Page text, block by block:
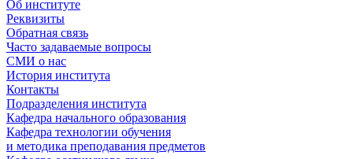
Об институте
Реквизиты
Обратная связь
Часто задаваемые вопросы
СМИ о нас
История института
Контакты
Подразделения института
Кафедра начального образования
Кафедра технологии обучения
и методика преподавания предметов